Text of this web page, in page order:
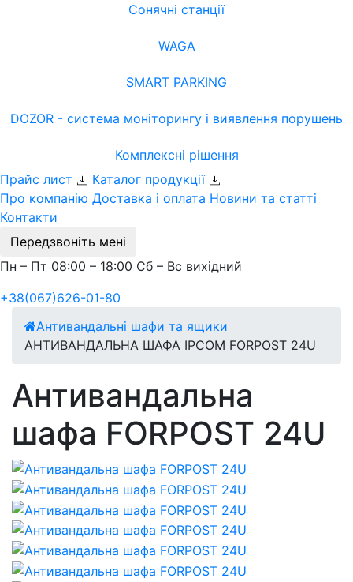
Сонячні станції
WAGA
SMART PARKING
DOZOR - система моніторингу і виявлення порушень
Комплексні рішення
Прайс лист
Каталог продукції
Про компанію Доставка і оплата Новини та статті
Контакти
Передзвоніть мені
Пн – Пт 08:00 – 18:00 Сб – Вс вихідний
+38(067)626-01-80
Антивандальні шафи та ящики
АНТИВАНДАЛЬНА ШАФА IPCOM FORPOST 24U
Антивандальна
шафа FORPOST 24U